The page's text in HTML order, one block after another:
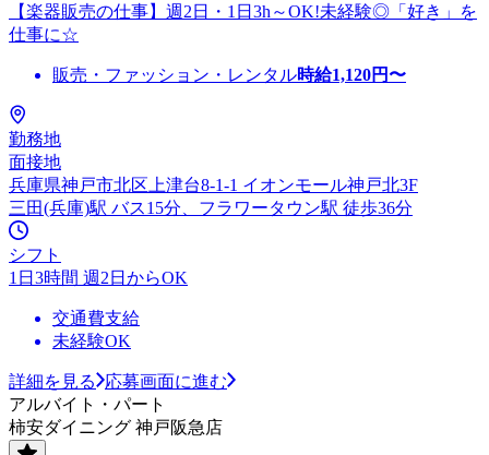
【楽器販売の仕事】週2日・1日3h～OK!未経験◎「好き」を
仕事に☆
販売・ファッション・レンタル時給1,120円〜
勤務地
面接地
兵庫県神戸市北区上津台8-1-1 イオンモール神戸北3F
三田(兵庫)駅 バス15分、フラワータウン駅 徒歩36分
シフト
1日3時間 週2日からOK
交通費支給
未経験OK
詳細を見る
応募画面に進む
アルバイト・パート
柿安ダイニング 神戸阪急店